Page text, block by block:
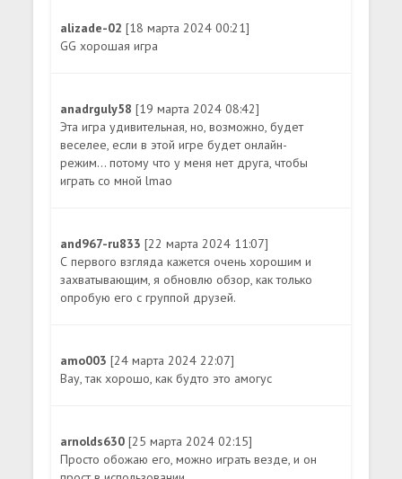
alizade-02[18 марта 2024 00:21]
GG хорошая игра
anadrguly58[19 марта 2024 08:42]
Эта игра удивительная, но, возможно, будет
веселее, если в этой игре будет онлайн-
режим... потому что у меня нет друга, чтобы
играть со мной lmao
and967-ru833[22 марта 2024 11:07]
С первого взгляда кажется очень хорошим и
захватывающим, я обновлю обзор, как только
опробую его с группой друзей.
amo003[24 марта 2024 22:07]
Вау, так хорошо, как будто это амогус
arnolds630[25 марта 2024 02:15]
Просто обожаю его, можно играть везде, и он